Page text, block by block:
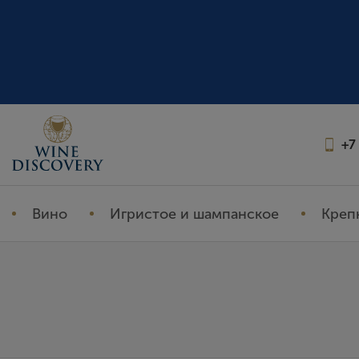
+7
Вино Игристое и шампанское